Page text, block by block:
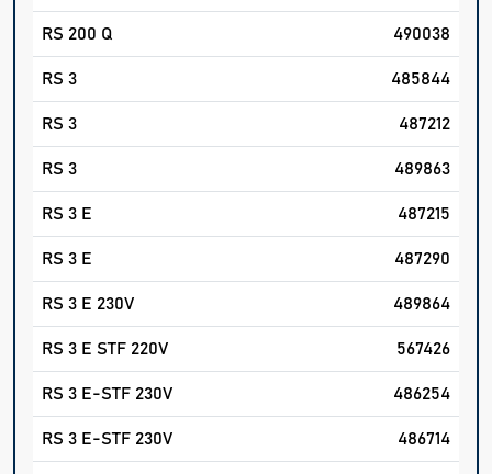
RS 200 Q 490038
RS 3 485844
RS 3 487212
RS 3 489863
RS 3 E 487215
RS 3 E 487290
RS 3 E 230V 489864
RS 3 E STF 220V 567426
RS 3 E-STF 230V 486254
RS 3 E-STF 230V 486714